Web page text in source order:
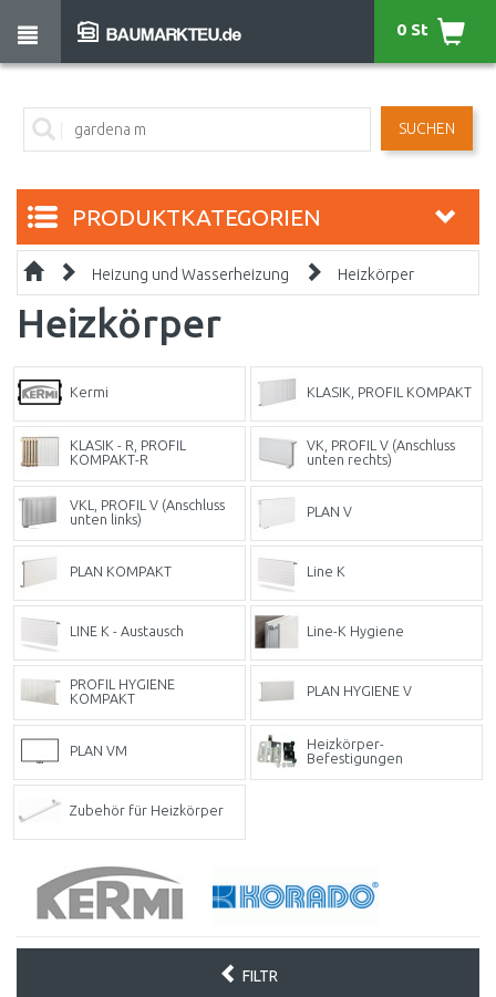
SUCHEN
0 St
PRODUKTKATEGORIEN
Heizung und Wasserheizung Heizkörper
Heizkörper
Kermi KLASIK, PROFIL KOMPAKT
KLASIK - R, PROFIL
KOMPAKT-R
VK, PROFIL V (Anschluss
unten rechts)
VKL, PROFIL V (Anschluss
unten links)
PLAN V
PLAN KOMPAKT Line K
LINE K - Austausch Line-K Hygiene
PROFIL HYGIENE
KOMPAKT
PLAN HYGIENE V
PLAN VM
Heizkörper-
Befestigungen
Zubehör für Heizkörper
FILTR